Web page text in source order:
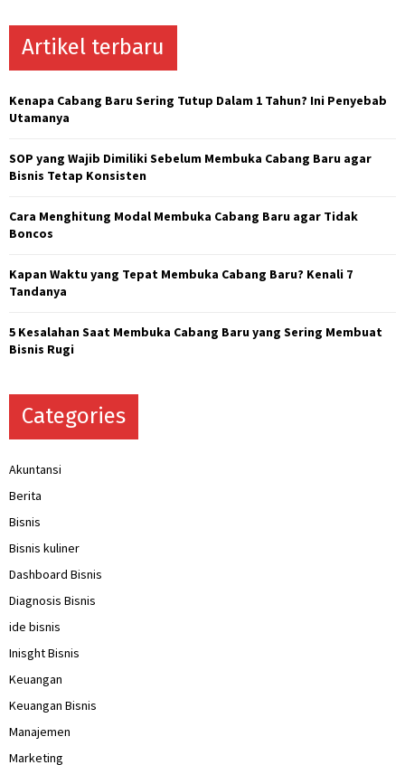
f
o
r
Artikel terbaru
Kenapa Cabang Baru Sering Tutup Dalam 1 Tahun? Ini Penyebab
Utamanya
SOP yang Wajib Dimiliki Sebelum Membuka Cabang Baru agar
Bisnis Tetap Konsisten
Cara Menghitung Modal Membuka Cabang Baru agar Tidak
Boncos
Kapan Waktu yang Tepat Membuka Cabang Baru? Kenali 7
Tandanya
5 Kesalahan Saat Membuka Cabang Baru yang Sering Membuat
Bisnis Rugi
Categories
Akuntansi
Berita
Bisnis
Bisnis kuliner
Dashboard Bisnis
Diagnosis Bisnis
ide bisnis
Inisght Bisnis
Keuangan
Keuangan Bisnis
Manajemen
Marketing